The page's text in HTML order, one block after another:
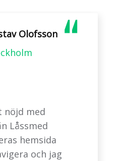
Olofsson
nöjd med
Låssmed
hemsida
och jag